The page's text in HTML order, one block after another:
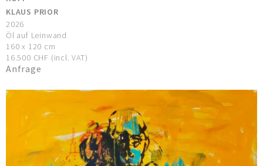
KLAUS PRIOR
2026
Öl auf Leinwand
160 x 120 cm
16.500 CHF (incl. VAT)
Anfrage